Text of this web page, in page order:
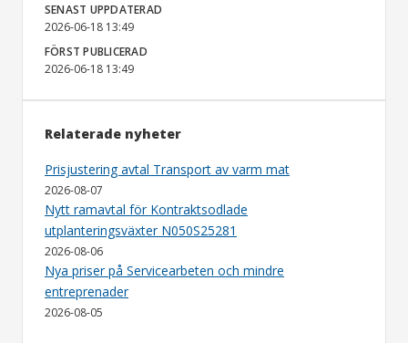
SENAST UPPDATERAD
2026-06-18 13:49
FÖRST PUBLICERAD
2026-06-18 13:49
Relaterade nyheter
Prisjustering avtal Transport av varm mat
2026-08-07
Nytt ramavtal för Kontraktsodlade
utplanteringsväxter N050S25281
2026-08-06
Nya priser på Servicearbeten och mindre
entreprenader
2026-08-05